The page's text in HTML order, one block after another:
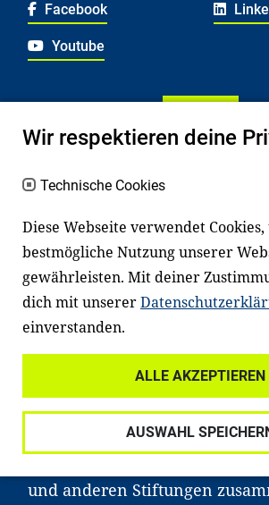
Facebook
Youtube
Es fängt mitLesen
macht den positiven
einem erfolgreichen
Kinder und Jugendliche in
haben aber große
Unser Angebot richtet sich
an Familien sowie an
Lehrer*innen und andere
Fachexpert*innen. Dafür
mit Ministerien,
Einrichtungen, Verbänden,
und anderen Stiftungen
Wir respektieren deine
Technische Cookies
Diese Webseite verwendet
bestmögliche Nutzung unserer
gewährleisten. Mit deiner
dich mit unserer
einverstanden.
ALLE AKZEPTIEREN
AUSWAHL